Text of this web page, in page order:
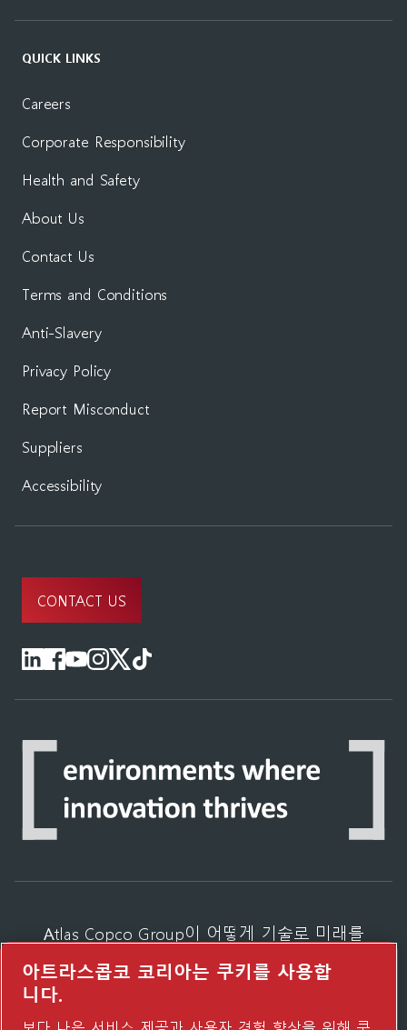
QUICK LINKS
Careers
Corporate Responsibility
Health and Safety
About Us
Contact Us
Terms and Conditions
Anti-Slavery
Privacy Policy
Report Misconduct
Suppliers
Accessibility
CONTACT US
Atlas Copco Group이 어떻게 기술로 미래를
Atlas Copco Group 웹사이트 방문하기
아트라스콥코 코리아는 쿠키를 사용합
니다.